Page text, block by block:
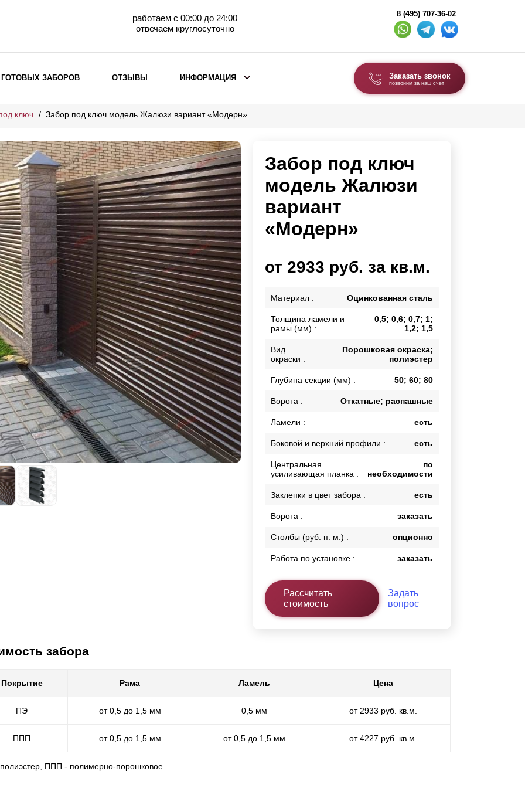
работаем с 00:00 до 24:00
отвечаем круглосуточно
8 (495) 707-36-02
ВЫБОР ПО МАТЕРИАЛУ
Заборы с кирпичными столбами
Заборы из евроштакетника
горизонтального
Металлические заборы для дачи
Забор жалюзи с кирпичными столбами
Металлические заборы
Металлические ограждения
ВЫБОР ПО ХАРАКТЕРИСТИКАМ
Горизонтальные заборы
Высокие заборы
Красивые, дизайнерские заборы
ВЫБОР ПО СПОСОБУ МОНТАЖА
Заборы под ключ
Готовые заборы
Комплекты заборов-лего "сделай сам"
Быстровозводимые заборы
Комбинированные заборы
Секционные заборы
ВОРОТА И КАЛИТКИ
Ворота откатные
Каркасы ворот
Калитки
Ворота складные гармошка
ГОТОВЫХ ЗАБОРОВ ОТЗЫВЫ ИНФОРМАЦИЯ Заказать звонок
позвоним за наш счет
ключ Забор под ключ модель Жалюзи вариант «Модерн»
Забор под ключ
модель Жалюзи
вариант
«Модерн»
от 2933 руб. за кв.м.
Материал : Оцинкованная сталь
Толщина ламели и
рамы (мм) :
0,5; 0,6; 0,7; 1;
1,2; 1,5
Вид
окраски :
Порошковая окраска;
полиэстер
Глубина секции (мм) : 50; 60; 80
Ворота : Откатные; распашные
Ламели : есть
Боковой и верхний профили : есть
Центральная
усиливающая планка :
по
необходимости
Заклепки в цвет забора : есть
Ворота : заказать
Столбы (руб. п. м.) : опционно
Работа по установке : заказать
Рассчитать
стоимость
Задать
вопрос
забора
Покрытие Рама Ламель Цена
ПЭ от 0,5 до 1,5 мм 0,5 мм от 2933 руб. кв.м.
ППП от 0,5 до 1,5 мм от 0,5 до 1,5 мм от 4227 руб. кв.м.
ППП - полимерно-порошковое